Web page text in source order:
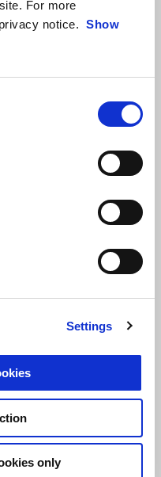
For more
notice. Show
Settings
only
kontakt s tým, čo je
na dosiahnutie
a istým spôsobom
ktorých stretávate.